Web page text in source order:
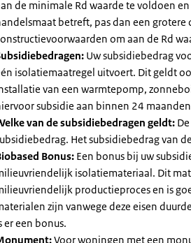
de minimale Rd waarde te voldoen
betreft, pas dan een
om aan de Rd
Uw subsidiebedrag
isolatiemaatregel uitvoert. Dit geldt
van een warmtepomp,
subsidie aan binnen 24
van de subsidiebedragen geldt:
Het subsidiebedrag van
Bonus: Een bonus bij uw
isolatiemateriaal. Dit
productieproces en is
zijn vanwege deze eisen
er een bonus.
Voor woningen met een